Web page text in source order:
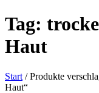
Tag:
Haut
Start / Produkte
Haut“